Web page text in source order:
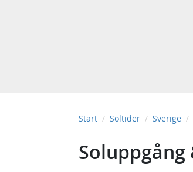
Start Soltider Sverige
Soluppgång